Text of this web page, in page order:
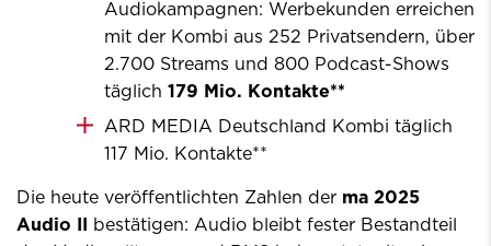
Audiokampagnen: Werbekunden erreichen
mit der Kombi aus 252 Privatsendern, über
2.700 Streams und 800 Podcast-Shows
täglich 179 Mio. Kontakte**
ARD MEDIA Deutschland Kombi täglich
117 Mio. Kontakte**
Die heute veröffentlichten Zahlen der ma 2025
Audio II
bestätigen: Audio bleibt fester Bestandteil